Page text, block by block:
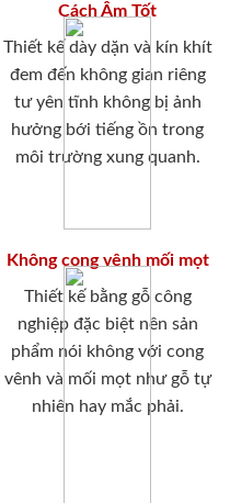
Cách Âm Tốt
Thiết kế dày dặn và kín khít
đem đến không gian riêng
tư yên tĩnh không bị ảnh
hưởng bới tiếng ồn trong
môi trường xung quanh.
Không cong vênh mối mọt
Thiết kế bằng gỗ công
nghiệp đặc biệt nên sản
phẩm nói không với cong
vênh và mối mọt như gỗ tự
nhiên hay mắc phải.